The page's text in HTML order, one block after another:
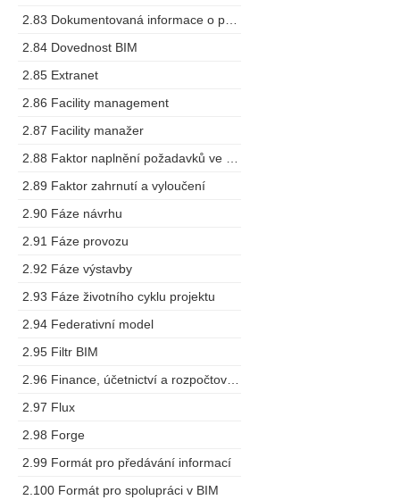
2.84 Dovednost BIM
2.85 Extranet
2.86 Facility management
2.87 Facility manažer
2.89 Faktor zahrnutí a vyloučení
2.90 Fáze návrhu
2.91 Fáze provozu
2.92 Fáze výstavby
2.93 Fáze životního cyklu projektu
2.94 Federativní model
2.95 Filtr BIM
2.97 Flux
2.98 Forge
2.99 Formát pro předávání informací
2.100 Formát pro spolupráci v BIM